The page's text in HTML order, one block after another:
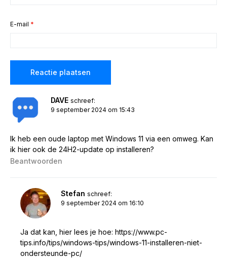
DAVE schreef:
9 september 2024 om 15:43
Ik heb een oude laptop met Windows 11 via een omweg. Kan
ik hier ook de 24H2-update op installeren?
Beantwoorden
Stefan schreef:
9 september 2024 om 16:10
Ja dat kan, hier lees je hoe: https://www.pc-
tips.info/tips/windows-tips/windows-11-installeren-niet-
ondersteunde-pc/
E-mail *